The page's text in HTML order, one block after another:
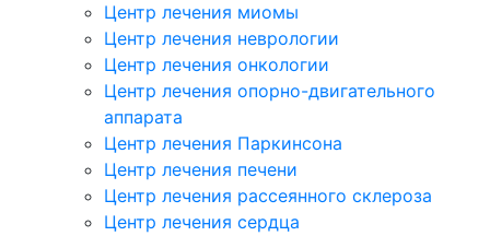
Центр лечения миомы
Центр лечения неврологии
Центр лечения онкологии
Центр лечения опорно-двигательного
аппарата
Центр лечения Паркинсона
Центр лечения печени
Центр лечения рассеянного склероза
Центр лечения сердца